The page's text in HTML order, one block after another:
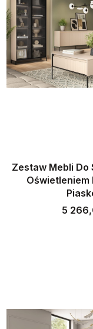
Zestaw Mebli Do
Oświetleniem
Cena
5